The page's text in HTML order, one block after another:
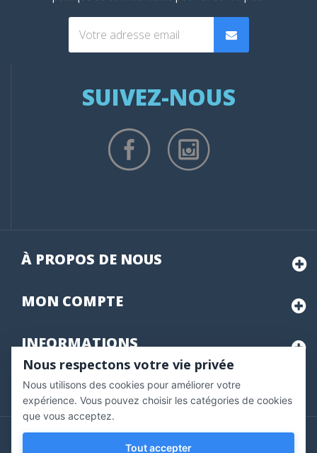
SUIVEZ-NOUS
À PROPOS DE NOUS
MON COMPTE
INFORMATIONS
Marchand approuvé par la Société des Avis Garantis,
pour vérifier .
Copyright © 2020 Vernazobres Grego - tous droits
Nous respectons votre vie privée
Nous utilisons des cookies pour améliorer votre
expérience. Vous pouvez choisir les catégories de cookies
que vous acceptez.
Tout accepter